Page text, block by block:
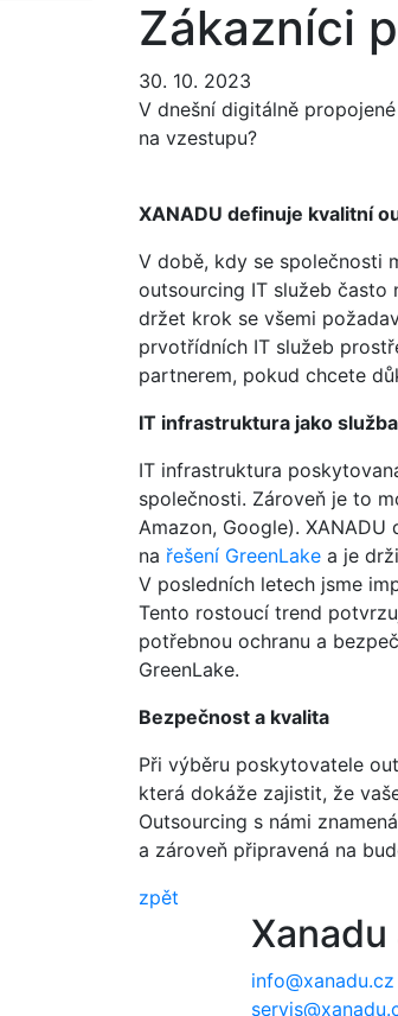
Zákazníci
30. 10. 2023
V dnešní digitálně
na vzestupu?
XANADU definuje kvalitní
V době, kdy se společnosti
outsourcing IT služeb často
držet krok se všemi
prvotřídních IT služeb
partnerem, pokud chcete
IT infrastruktura jako
IT infrastruktura
společnosti. Zároveň je to
Amazon, Google).
na řešení GreenLake a je
V posledních letech jsme
Tento rostoucí trend
potřebnou ochranu a
GreenLake.
Bezpečnost a kvalita
Při výběru poskytovatele
která dokáže zajistit, že
Outsourcing s námi
a zároveň připravená na
zpět
Xanadu
info@xanadu.cz